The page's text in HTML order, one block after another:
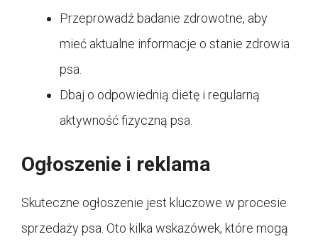
Przeprowadź badanie zdrowotne, aby
mieć aktualne informacje o stanie zdrowia
psa.
Dbaj o odpowiednią dietę i regularną
aktywność fizyczną psa.
Ogłoszenie i reklama
Skuteczne ogłoszenie jest kluczowe w procesie
sprzedaży psa. Oto kilka wskazówek, które mogą